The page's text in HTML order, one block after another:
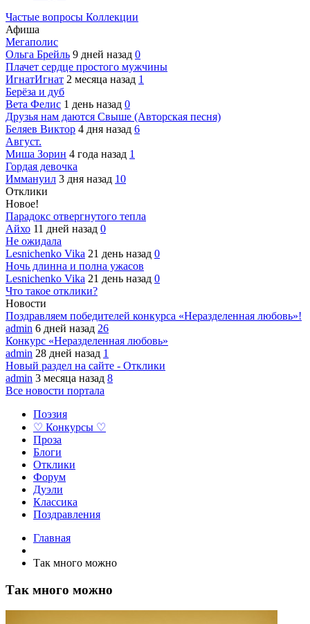
Частые вопросы Коллекции
Афиша
Мегаполис
Ольга Брейль 9 дней назад 0
Плачет сердце простого мужчины
ИгнатИгнат 2 месяца назад 1
Берёза и дуб
Вета Фелис 1 день назад 0
Друзья нам даются Свыше (Авторская песня)
Беляев Виктор 4 дня назад 6
Август.
Миша Зорин 4 года назад 1
Гордая девочка
Иммануил 3 дня назад 10
Отклики
Новое!
Парадокс отвергнутого тепла
Айхо 11 дней назад 0
Не ожидала
Lesnichenko Vika 21 день назад 0
Ночь длинна и полна ужасов
Lesnichenko Vika 21 день назад 0
Что такое отклики?
Новости
Поздравляем победителей конкурса «Неразделенная любовь»!
admin 6 дней назад 26
Конкурс «Неразделенная любовь»
admin 28 дней назад 1
Новый раздел на сайте - Отклики
admin 3 месяца назад 8
Все новости портала
Поэзия
♡ Конкурсы ♡
Проза
Блоги
Отклики
Форум
Дуэли
Классика
Поздравления
Главная
Так много можно
Так много можно